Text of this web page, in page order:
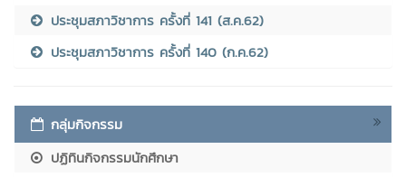
ประชุมสภาวิชาการ ครั้งที่ 141 (ส.ค.62)
ประชุมสภาวิชาการ ครั้งที่ 140 (ก.ค.62)
กลุ่มกิจกรรม
ปฏิทินกิจกรรมนักศึกษา